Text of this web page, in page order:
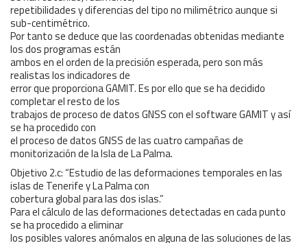
repetibilidades y diferencias del tipo no milimétrico aunque si
sub-centimétrico.
Por tanto se deduce que las coordenadas obtenidas mediante
los dos programas están
ambos en el orden de la precisión esperada, pero son más
realistas los indicadores de
error que proporciona GAMIT. Es por ello que se ha decidido
completar el resto de los
trabajos de proceso de datos GNSS con el software GAMIT y así
se ha procedido con
el proceso de datos GNSS de las cuatro campañas de
monitorización de la Isla de La Palma.
Objetivo 2.c: “Estudio de las deformaciones temporales en las
islas de Tenerife y La Palma con
cobertura global para las dos islas.”
Para el cálculo de las deformaciones detectadas en cada punto
se ha procedido a eliminar
los posibles valores anómalos en alguna de las soluciones de las